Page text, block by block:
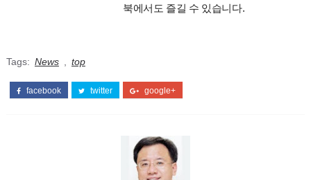
북에서도 즐길 수 있습니다.
Tags: News top
facebook twitter google+